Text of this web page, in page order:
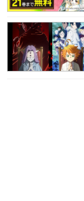
BEASTARS最終
ますので是非…
TpGfYciHU
— 巴留/